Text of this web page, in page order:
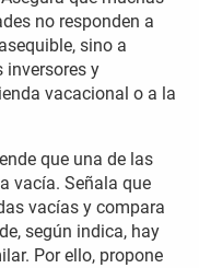
no responden a
sino a
inversores y
vacacional o a la
que una de las
vacía. Señala que
vacías y compara
según indica, hay
Por ello, propone